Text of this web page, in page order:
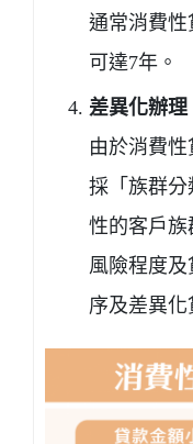
通常消費性
可達7年。
差異化辦理
由於消費
採「族群分
性的客戶族
風險程度
序及差異化